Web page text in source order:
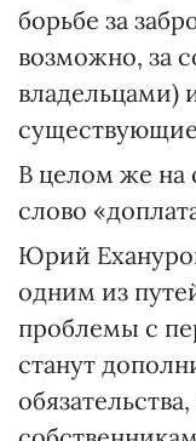
борьбе за
возможно, за
владельцами)
В целом же на
слово
Юрий
одним из
проблемы с
станут